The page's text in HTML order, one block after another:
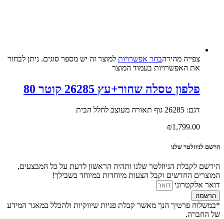
צפייה‬ ‫מהירה‬בחר אפשרויות למוצר זה יש מספר סוגים. ניתן לבחור
את האפשרויות בעמוד המוצר
פלפון טסלה שחור+עץ 26285 קוטר 80
דגם: 26285 גוף תאורה מעוצב לחלל הבית
₪1,799.00
הרשם לניוזלטר שלנו
הירשם לקבלת הניוזלטר שלנו ותהיה הראשון לדעת על כל המבצעים,
המוצרים החדשים וקבל הצעות מיוחדות במיוחד בשבילך!
דואר אלקטרוני
הרשמה
*במשלוח פרטיך הנך מאשר קבלת פניות שיווקיות ולהכלל במאגר המידע
של החברה.